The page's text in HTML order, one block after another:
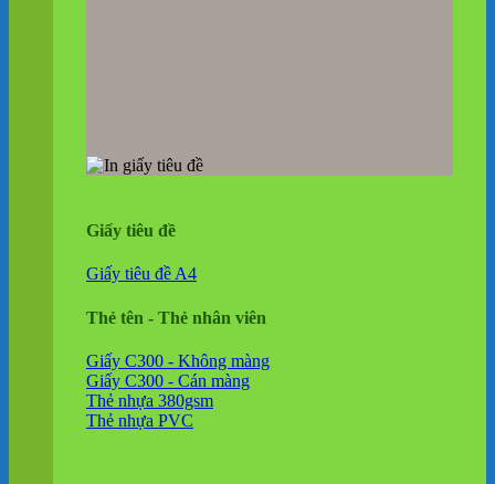
Giấy tiêu đề
Giấy tiêu đề A4
Thẻ tên - Thẻ nhân viên
Giấy C300 - Không màng
Giấy C300 - Cán màng
Thẻ nhựa 380gsm
Thẻ nhựa PVC